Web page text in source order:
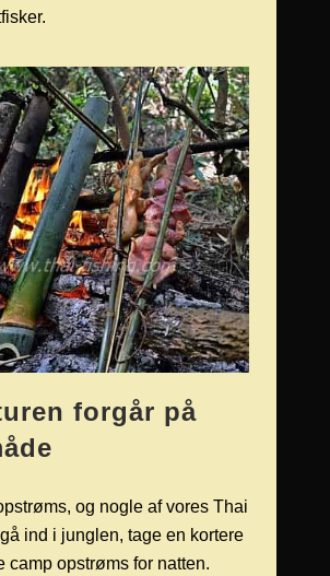
forgår på
og nogle af vores Thai
ind i junglen, tage en kortere
camp opstrøms for natten.